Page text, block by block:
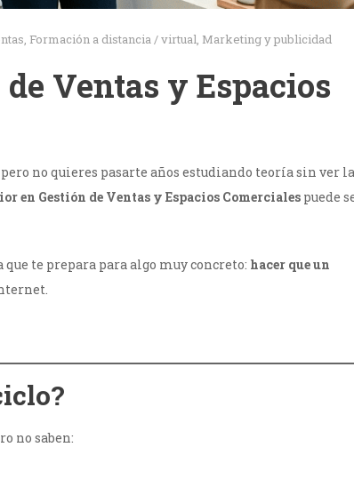
, Formación a distancia / virtual, Marketing y publicidad
Ventas y Espacios
no quieres pasarte años estudiando teoría sin ver la
en Gestión de Ventas y Espacios Comerciales puede
te prepara para algo muy concreto: hacer que un
no saben: